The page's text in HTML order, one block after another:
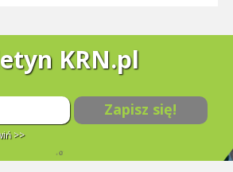
KRN.pl
Zapisz się!
>>